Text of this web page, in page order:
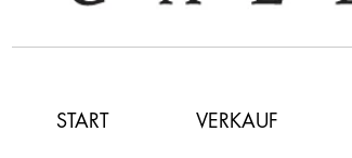
START VERKAUF